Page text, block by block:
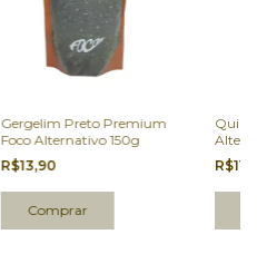
Gergelim Preto Premium
Foco Alternativo 150g
R$13,90